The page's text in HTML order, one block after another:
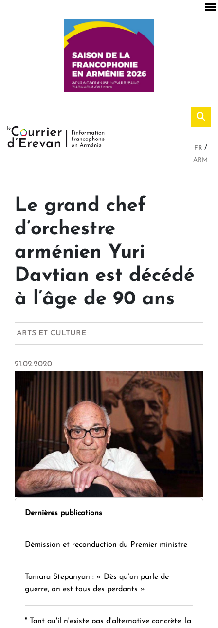
FR
ARM
Le grand chef
d’orchestre
arménien Yuri
Davtian est décédé
à l’âge de 90 ans
ARTS ET CULTURE
21.02.2020
Dernières publications
Démission et reconduction du Premier ministre
Tamara Stepanyan : « Dès qu’on parle de
guerre, on est tous des perdants »
" Tant qu'il n'existe pas d'alternative concrète, la